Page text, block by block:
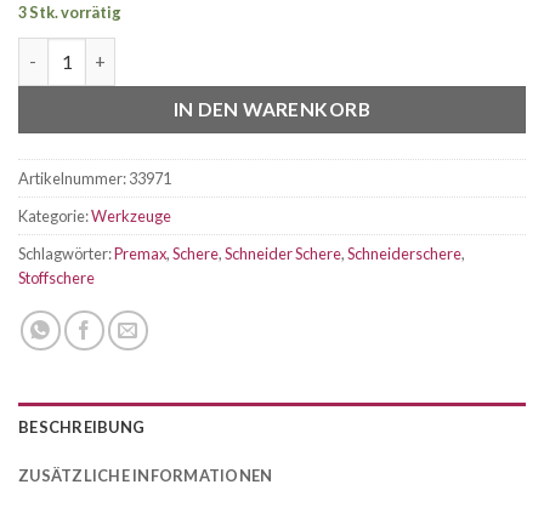
3 Stk. vorrätig
IN DEN WARENKORB
Artikelnummer:33971
Kategorie:Werkzeuge
Schlagwörter:Premax,Schere,Schneider Schere,Schneiderschere,
Stoffschere
BESCHREIBUNG
ZUSÄTZLICHE INFORMATIONEN